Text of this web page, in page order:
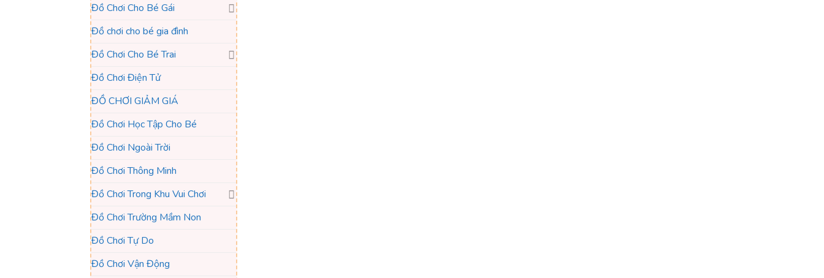
Đồ Chơi Cho Bé Gái
Đồ chơi cho bé gia đình
Đồ Chơi Cho Bé Trai
Đồ Chơi Điện Tử
ĐỒ CHƠI GIẢM GIÁ
Đồ Chơi Học Tập Cho Bé
Đồ Chơi Ngoài Trời
Đồ Chơi Thông Minh
Đồ Chơi Trong Khu Vui Chơi
Đồ Chơi Trường Mầm Non
Đồ Chơi Tự Do
Đồ Chơi Vận Động